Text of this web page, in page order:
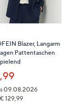
Blazer, Langarm
Pattentaschen
09.08.2026
129,99